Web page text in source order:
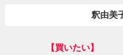
釈由美
【買いたい】